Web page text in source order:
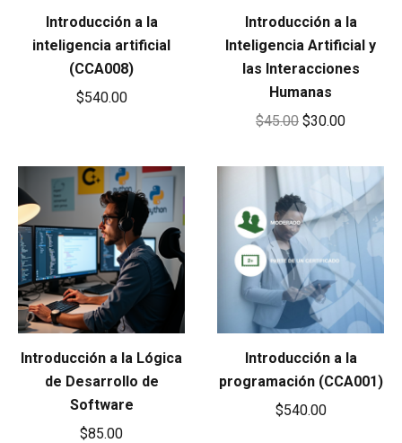
Introducción a la
inteligencia artificial
(CCA008)
$540.00
Introducción a la
Inteligencia Artificial y
las Interacciones
Humanas
$45.00 Original
was:
$45.00.
$30.00Current
is:
$30.00.
Introducción a la Lógica
de Desarrollo de
Software
$85.00
Introducción a la
programación (CCA001)
$540.00